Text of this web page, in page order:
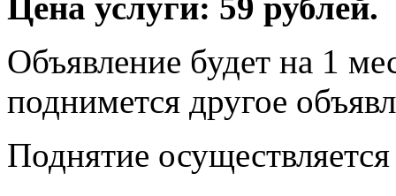
Цена услуги: 59 рублей.
Объявление будет на 1
поднимется другое
Поднятие